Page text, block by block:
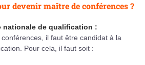
devenir maître de conférences ?
nationale de qualification :
il faut être candidat à la
Pour cela, il faut soit :